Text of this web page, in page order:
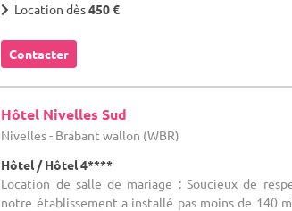
Location dès450 €
Contacter
Hôtel Nivelles Sud
Nivelles - Brabant wallon (WBR)
Hôtel / Hôtel 4****
Location de salle de mariage : Soucieux de
notre établissement a installé pas moins de 140